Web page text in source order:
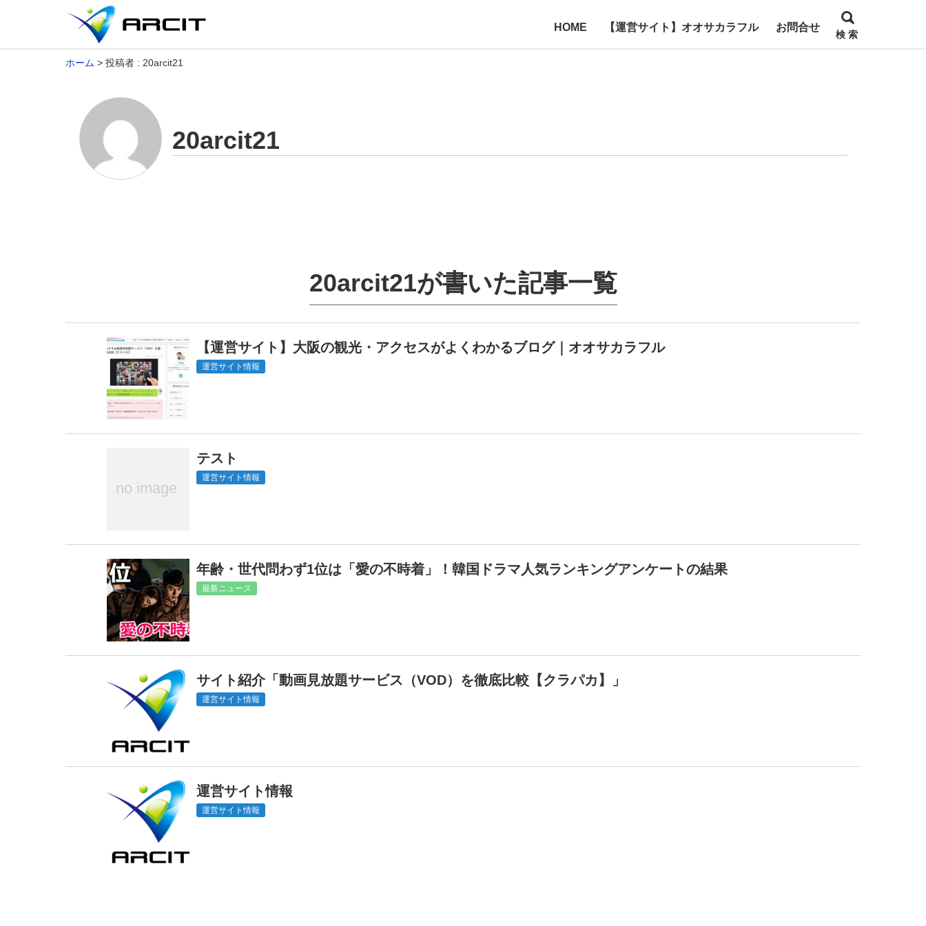
HOME 【運営サイト】オオサカラフル お問合せ
検 索
ホーム 投稿者 : 20arcit21
20arcit21
20arcit21が書いた記事一覧
【運営サイト】大阪の観光・アクセスがよくわかるブログ｜オオサカラフル
運営サイト情報
テスト
運営サイト情報
年齢・世代問わず1位は「愛の不時着」！韓国ドラマ人気ランキングアンケートの結果
最新ニュース
サイト紹介「動画見放題サービス（VOD）を徹底比較【クラパカ】」
運営サイト情報
運営サイト情報
運営サイト情報